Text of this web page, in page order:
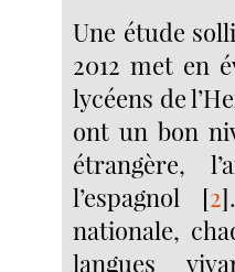
Une étude
2012 met en
lycéens de
ont un bon
étrangère,
l’espagnol [2]
nationale,
langues